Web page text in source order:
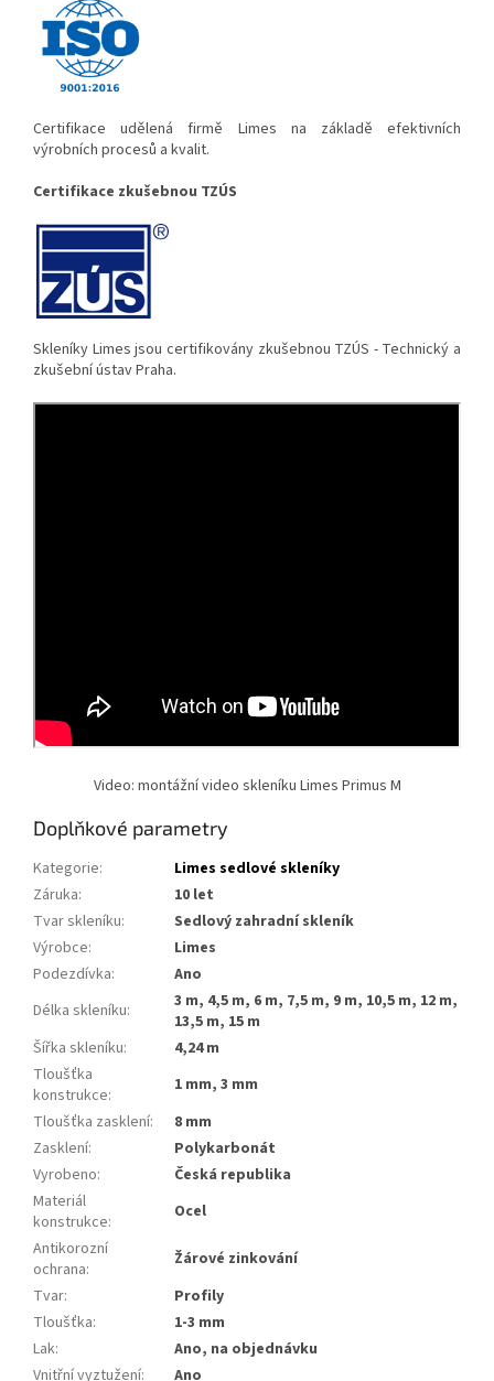
Certifikace udělená firmě Limes na základě efektivních
výrobních procesů a kvalit.
Certifikace zkušebnou TZÚS
Skleníky Limes jsou certifikovány zkušebnou TZÚS - Technický a
zkušební ústav Praha.
Video: montážní video skleníku Limes Primus M
Doplňkové parametry
Kategorie:
Limes sedlové skleníky
Záruka:
10 let
Tvar skleníku:
Sedlový zahradní skleník
Výrobce:
Limes
Podezdívka:
Ano
Délka skleníku:
3 m, 4,5 m, 6 m, 7,5 m, 9 m, 10,5 m, 12 m,
13,5 m, 15 m
Šířka skleníku:
4,24 m
Tloušťka
konstrukce:
1 mm, 3 mm
Tloušťka zasklení:
8 mm
Zasklení:
Polykarbonát
Vyrobeno:
Česká republika
Materiál
konstrukce:
ocel
Antikorozní
ochrana:
žárové zinkování
Tvar:
profily
Tloušťka:
1-3 mm
Lak:
ano, na objednávku
Vnitřní vyztužení: ano